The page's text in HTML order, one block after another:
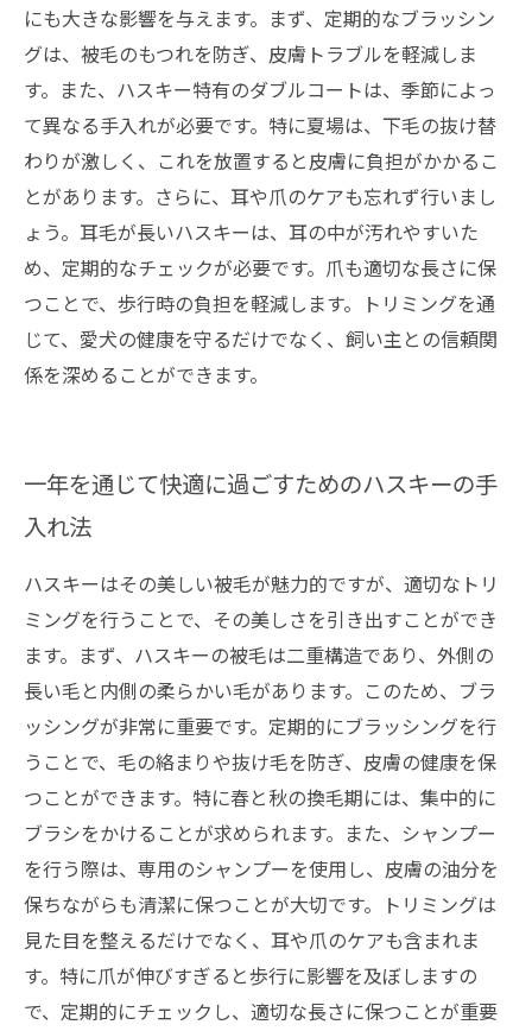
にも大きな影響を与えます。まず、定期的なブラッシン
グは、被毛のもつれを防ぎ、皮膚トラブルを軽減しま
す。また、ハスキー特有のダブルコートは、季節によっ
て異なる手入れが必要です。特に夏場は、下毛の抜け替
わりが激しく、これを放置すると皮膚に負担がかかるこ
とがあります。さらに、耳や爪のケアも忘れず行いまし
ょう。耳毛が長いハスキーは、耳の中が汚れやすいた
め、定期的なチェックが必要です。爪も適切な長さに保
つことで、歩行時の負担を軽減します。トリミングを通
じて、愛犬の健康を守るだけでなく、飼い主との信頼関
係を深めることができます。
一年を通じて快適に過ごすためのハスキーの手
入れ法
ハスキーはその美しい被毛が魅力的ですが、適切なトリ
ミングを行うことで、その美しさを引き出すことができ
ます。まず、ハスキーの被毛は二重構造であり、外側の
長い毛と内側の柔らかい毛があります。このため、ブラ
ッシングが非常に重要です。定期的にブラッシングを行
うことで、毛の絡まりや抜け毛を防ぎ、皮膚の健康を保
つことができます。特に春と秋の換毛期には、集中的に
ブラシをかけることが求められます。また、シャンプー
を行う際は、専用のシャンプーを使用し、皮膚の油分を
保ちながらも清潔に保つことが大切です。トリミングは
見た目を整えるだけでなく、耳や爪のケアも含まれま
す。特に爪が伸びすぎると歩行に影響を及ぼしますの
で、定期的にチェックし、適切な長さに保つことが重要